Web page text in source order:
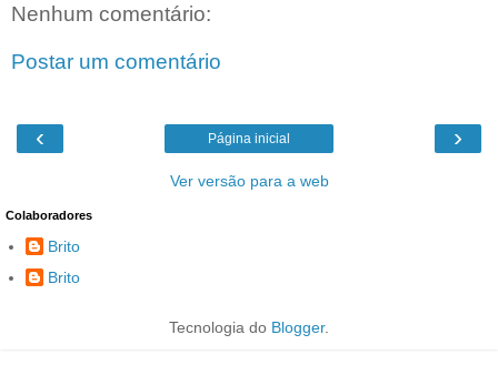
Nenhum comentário:
Postar um comentário
‹ ›
Página inicial
Ver versão para a web
Colaboradores
Brito
Brito
Tecnologia do Blogger.